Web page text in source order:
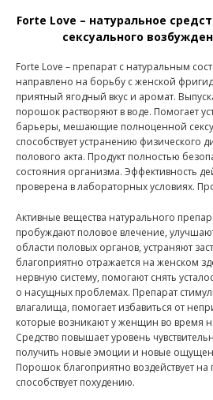
Forte Love – натуральное
сексуального
Forte Love – препарат с натуральным
направлено на борьбу с женской
приятный ягодный вкус и аромат.
порошок растворяют в воде. Помогает
барьеры, мешающие полноценной
способствует устранению физического
полового акта. Продукт полностью
состояния организма. Эффективность
проверена в лабораторных условиях.
Активные вещества натурального
пробуждают половое влечение,
области половых органов, устраняют
благоприятно отражается на женском
нервную систему, помогают снять
о насущных проблемах. Препарат
влагалища, помогает избавиться от
которые возникают у женщин во время
Средство повышает уровень
получить новые эмоции и новые
Порошок благоприятно воздействует
способствует похудению.